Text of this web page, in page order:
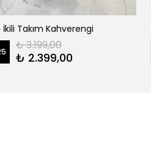
İkili Takım Kahverengi
₺ 3.199,00
₺ 2.399,00